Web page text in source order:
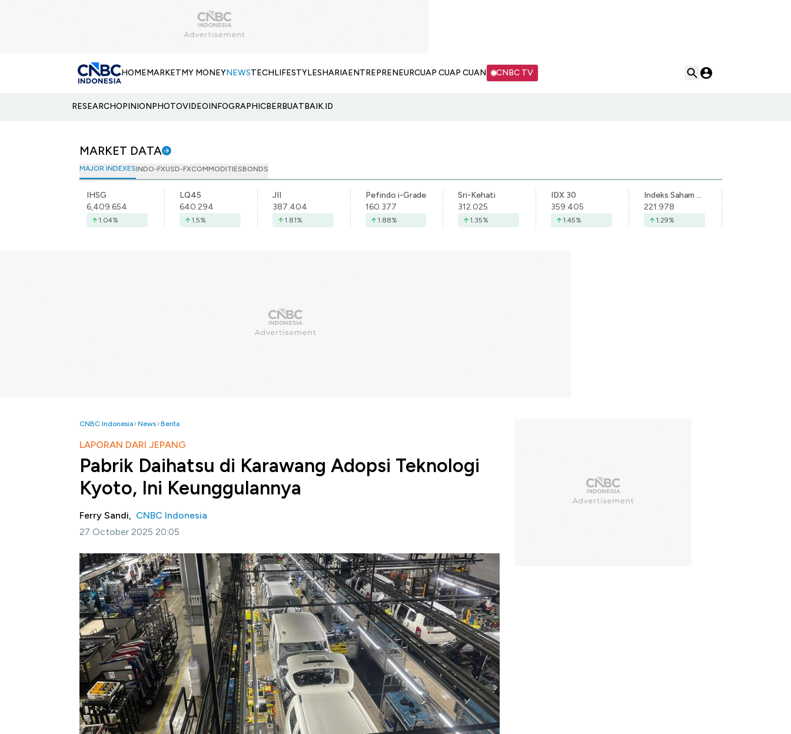
HOMEMARKETMY MONEYNEWSTECHLIFESTYLESHARIAENTREPRENEURCUAP CUAP CUAN CNBC TV
RESEARCHOPINIONPHOTOVIDEOINFOGRAPHICBERBUATBAIK.ID
MARKET DATA
MAJOR INDEXESINDO-FXUSD-FXCOMMODITIESBONDS
IHSG
6,409.654
1.04%
LQ45
640.294
1.5%
JII
387.404
1.81%
Pefindo i-Grade
160.377
1.88%
Sri-Kehati
312.025
1.35%
IDX 30
359.405
1.45%
Indeks Saham Syariah Indonesia
221.978
1.29%
CNBC Indonesia News Berita
LAPORAN DARI JEPANG
Pabrik Daihatsu di Karawang Adopsi Teknologi
Kyoto, Ini Keunggulannya
Ferry Sandi, CNBC Indonesia
27 October 2025 20:05